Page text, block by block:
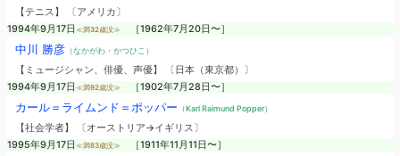
【テニス】 〔アメリカ〕
1994年9月17日 ≪満32歳没≫ ［1962年7月20日〜］
中川 勝彦（なかがわ・かつひこ）
【ミュージシャン、俳優、声優】 〔日本（東京都）〕
1994年9月17日 ≪満92歳没≫ ［1902年7月28日〜］
カール＝ライムンド＝ポッパー （Karl Raimund Popper）
【社会学者】 〔オーストリア→イギリス〕
1995年9月17日 ≪満83歳没≫ ［1911年11月11日〜］